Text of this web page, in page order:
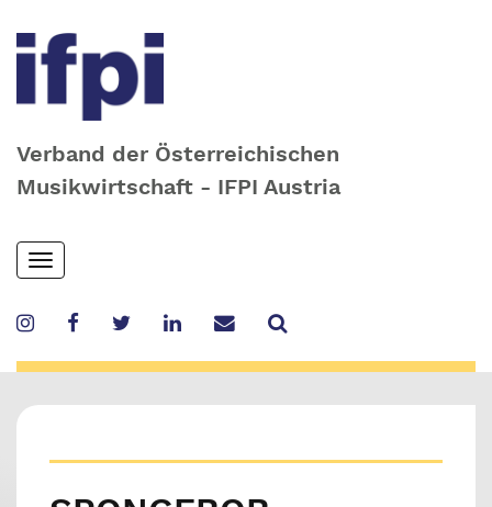
Verband der Österreichischen
Musikwirtschaft - IFPI Austria
Skip
to
content
Toggle
navigation